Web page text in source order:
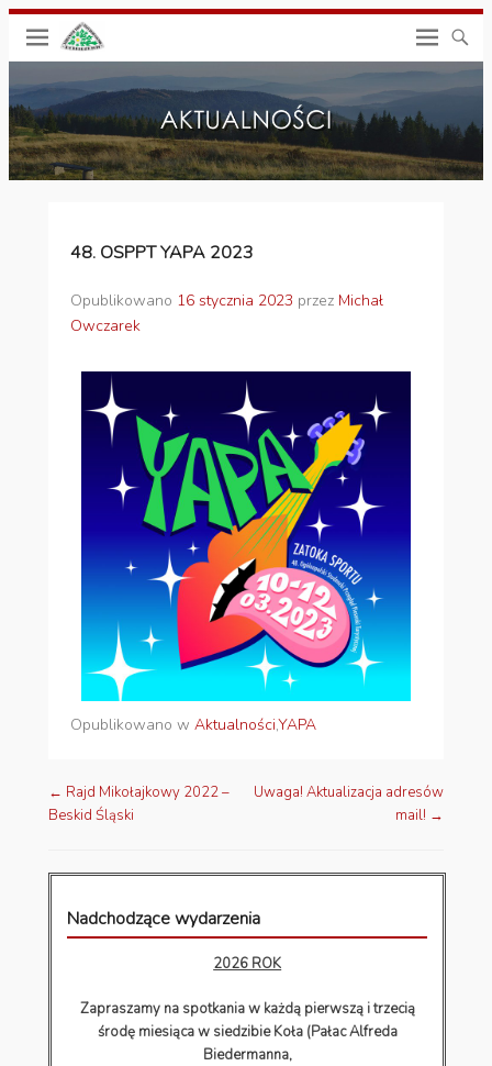
48. OSPPT YAPA 2023
Opublikowano 16 stycznia 2023 przez Michał
Owczarek
Opublikowano w Aktualności,YAPA
Nawigacja wpisów
← Rajd Mikołajkowy 2022 –
Beskid Śląski
Uwaga! Aktualizacja adresów
mail! →
Nadchodzące wydarzenia
2026 ROK
Zapraszamy na spotkania w każdą pierwszą i trzecią
środę miesiąca w siedzibie Koła (Pałac Alfreda
Biedermanna,